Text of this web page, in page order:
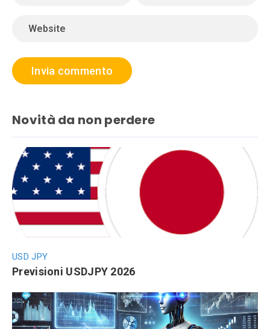
Novità da non perdere
USD JPY
Previsioni USDJPY 2026